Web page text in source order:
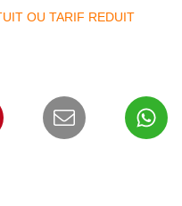
OU TARIF REDUIT